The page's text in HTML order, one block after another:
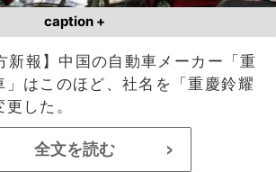
caption +
新報】中国の自動車メーカー「重
」はこのほど、社名を「重慶鈴耀
した。
全文を読む >